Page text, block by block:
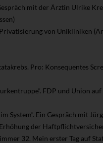
mit der Ärztin Ulrike
von Unikliniken
Pro: Konsequentes
FDP und Union
System“. Ein Gespräch mit
der
32. Mein erster Tag auf